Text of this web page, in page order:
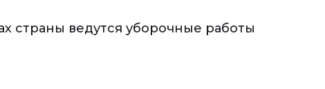
страны ведутся уборочные работы